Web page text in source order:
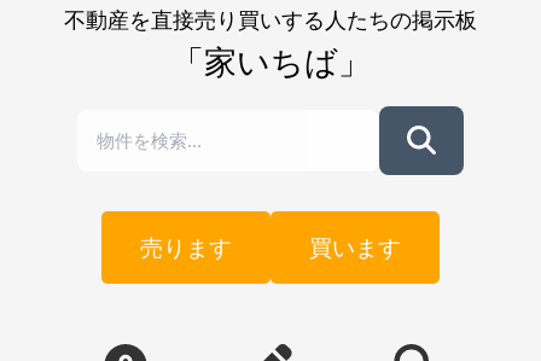
不動産を直接売り買いする人たちの掲示板
「家いちば」
売ります 買います